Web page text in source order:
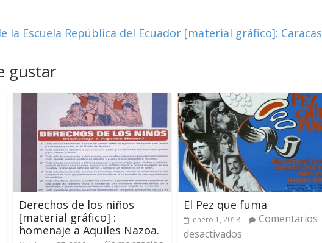
la Escuela República del Ecuador [material gráfico]: Caracas
gustar
Derechos de los niños
[material gráfico] :
homenaje a Aquiles Nazoa.
El Pez que fuma
enero 1, 2018
Comentarios
desactivados